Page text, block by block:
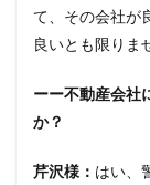
て、その会社が
良いとも限りま
ーー不動産会社
か？
芹沢様： はい、